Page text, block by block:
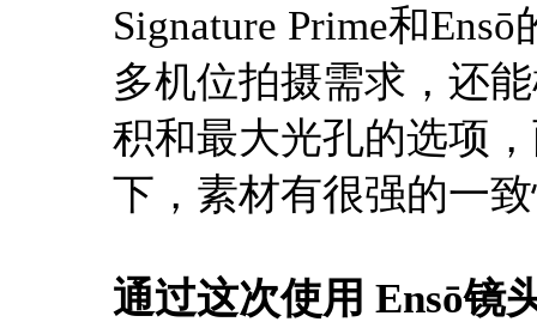
Signature Prime和
多机位拍摄需求，还
积和最大光孔的选项
下，素材有很强的一
通过这次使用 Ensō镜